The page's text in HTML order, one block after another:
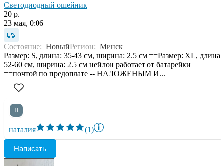
Светодиодный ошейник
20 р.
23 мая, 0:06
Состояние: НовыйРегион: Минск
Размер: S, длина: 35-43 см, ширина: 2.5 см ==Размер: XL,
52-60 см, ширина: 2.5 см нейлон работает от батарейки
==почтой по предоплате -- НАЛОЖЕНЫМ И...
Н
наталия (1)
Написать